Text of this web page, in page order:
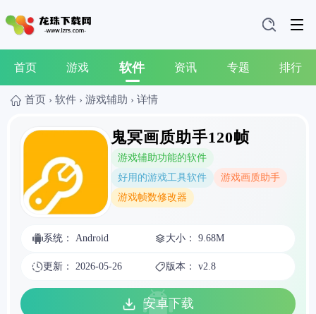
首页 游戏 软件 资讯 专题 排行
首页 › 软件 › 游戏辅助 › 详情
鬼冥画质助手120帧
游戏辅助功能的软件
好用的游戏工具软件
游戏画质助手
游戏帧数修改器
系统： Android 大小： 9.68M
更新： 2026-05-26 版本： v2.8
安卓下载